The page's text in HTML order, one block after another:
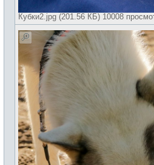
Кубки2.jpg (201.56 КБ) 10008